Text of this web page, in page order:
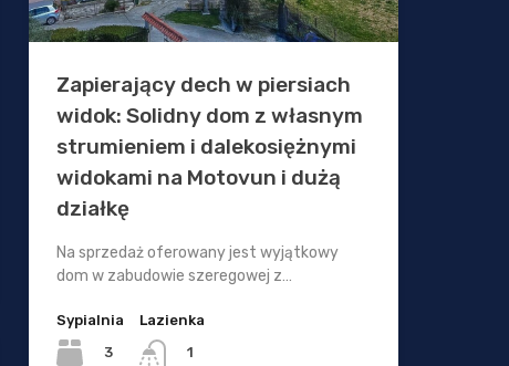
Zapierający dech w piersiach
widok: Solidny dom z własnym
strumieniem i dalekosiężnymi
widokami na Motovun i dużą
działkę
Na sprzedaż oferowany jest wyjątkowy
dom w zabudowie szeregowej z…
Sypialnia
3
Lazienka
1